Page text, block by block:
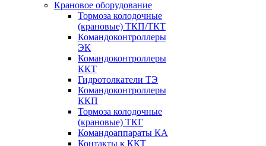
Крановое оборудование
Тормоза колодочные
(крановые) ТКП/ТКТ
Командоконтроллеры
ЭК
Командоконтроллеры
ККТ
Гидротолкатели ТЭ
Командоконтроллеры
ККП
Тормоза колодочные
(крановые) ТКГ
Командоаппараты КА
Контакты к ККТ